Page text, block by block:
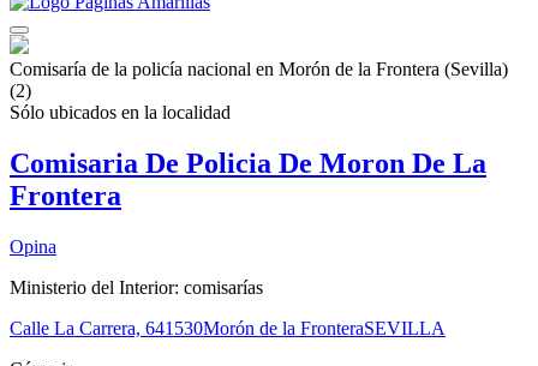
Comisaría de la policía nacional en Morón de la Frontera (Sevilla)
(2)
Sólo ubicados en la localidad
Comisaria De Policia De Moron De La
Frontera
Opina
Ministerio del Interior: comisarías
Calle La Carrera, 641530Morón de la FronteraSEVILLA